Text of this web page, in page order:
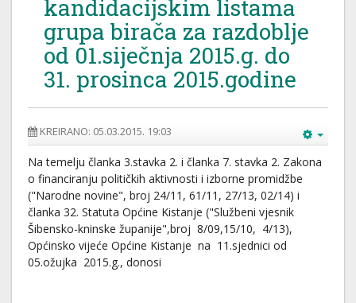
kandidacijskim listama
grupa birača za razdoblje
od 01.siječnja 2015.g. do
31. prosinca 2015.godine
KREIRANO: 05.03.2015. 19:03
Na temelju članka 3.stavka 2. i članka 7. stavka 2. Zakona
o financiranju političkih aktivnosti i izborne promidžbe
("Narodne novine", broj 24/11, 61/11, 27/13, 02/14) i
članka 32. Statuta Općine Kistanje ("Službeni vjesnik
Šibensko-kninske županije",broj 8/09,15/10, 4/13),
Općinsko vijeće Općine Kistanje na 11.sjednici od
05.ožujka 2015.g., donosi